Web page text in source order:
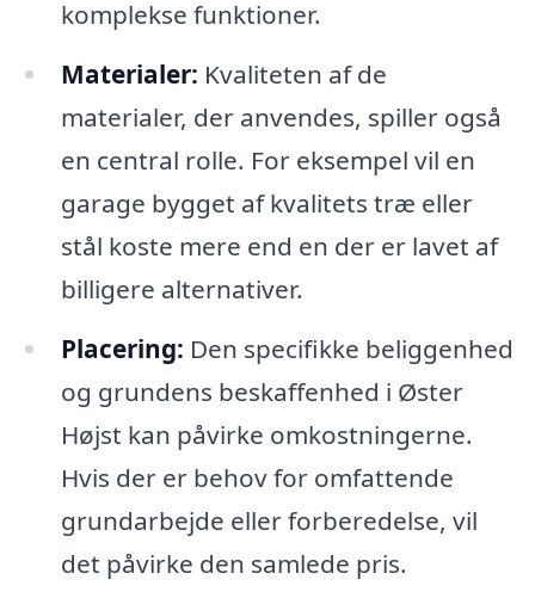
komplekse funktioner.
Materialer: Kvaliteten af de
materialer, der anvendes, spiller også
en central rolle. For eksempel vil en
garage bygget af kvalitets træ eller
stål koste mere end en der er lavet af
billigere alternativer.
Placering: Den specifikke beliggenhed
og grundens beskaffenhed i Øster
Højst kan påvirke omkostningerne.
Hvis der er behov for omfattende
grundarbejde eller forberedelse, vil
det påvirke den samlede pris.